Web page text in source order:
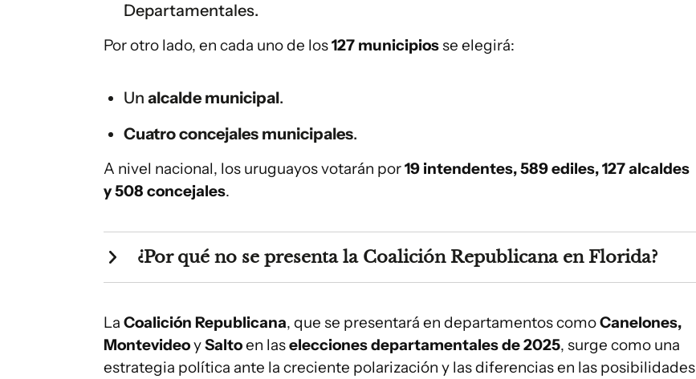
Departamentales.
Por otro lado, en cada uno de los127 municipiosse elegirá:
Un alcalde municipal.
Cuatro concejales municipales.
A nivel nacional, los uruguayos votarán por19 intendentes, 589 ediles, 127 alcaldes
y 508 concejales.
¿Por qué no se presenta la Coalición Republicana en Florida?
La Coalición Republicana, que se presentará en departamentos comoCanelones,
MontevideoySaltoen laselecciones departamentales de 2025, surge como una
estrategia política ante la creciente polarización y las diferencias en las posibilidades